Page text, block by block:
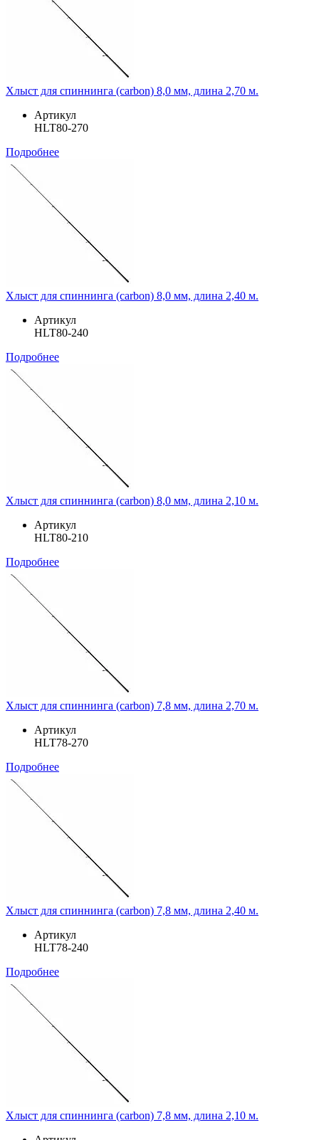
Хлыст для спиннинга (carbon) 8,0 мм, длина 2,70 м.
Артикул
HLT80-270
Подробнее
Хлыст для спиннинга (carbon) 8,0 мм, длина 2,40 м.
Артикул
HLT80-240
Подробнее
Хлыст для спиннинга (carbon) 8,0 мм, длина 2,10 м.
Артикул
HLT80-210
Подробнее
Хлыст для спиннинга (carbon) 7,8 мм, длина 2,70 м.
Артикул
HLT78-270
Подробнее
Хлыст для спиннинга (carbon) 7,8 мм, длина 2,40 м.
Артикул
HLT78-240
Подробнее
Хлыст для спиннинга (carbon) 7,8 мм, длина 2,10 м.